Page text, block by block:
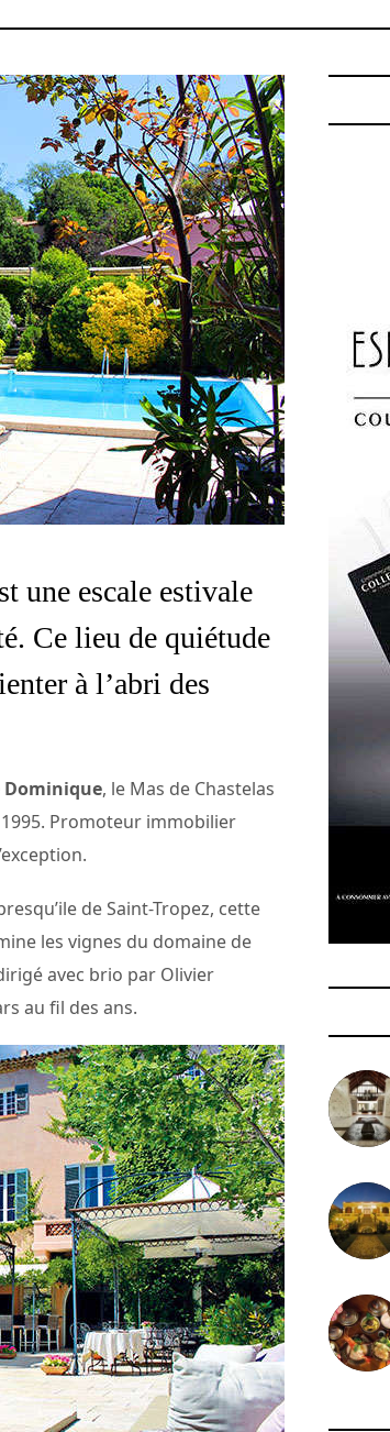
une escale estivale
Ce lieu de quiétude
à l’abri des
Dominique, le Mas de Chastelas
Promoteur immobilier
de Saint-Tropez, cette
les vignes du domaine de
avec brio par Olivier
au fil des ans.